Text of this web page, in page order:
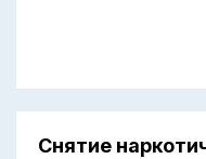
Снятие